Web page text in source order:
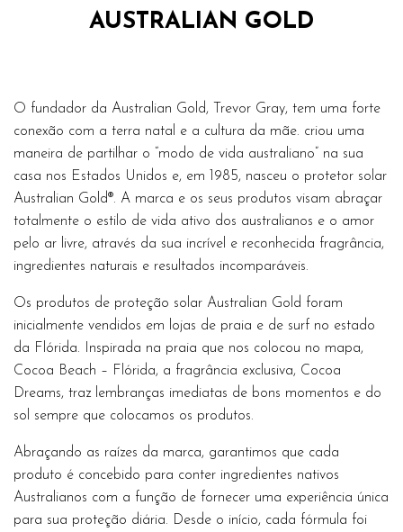
AUSTRALIAN GOLD
O fundador da Australian Gold, Trevor Gray, tem uma forte
conexão com a terra natal e a cultura da mãe. criou uma
maneira de partilhar o “modo de vida australiano” na sua
casa nos Estados Unidos e, em 1985, nasceu o protetor solar
Australian Gold®. A marca e os seus produtos visam abraçar
totalmente o estilo de vida ativo dos australianos e o amor
pelo ar livre, através da sua incrível e reconhecida fragrância,
ingredientes naturais e resultados incomparáveis.
Os produtos de proteção solar Australian Gold foram
inicialmente vendidos em lojas de praia e de surf no estado
da Flórida. Inspirada na praia que nos colocou no mapa,
Cocoa Beach – Flórida, a fragrância exclusiva, Cocoa
Dreams, traz lembranças imediatas de bons momentos e do
sol sempre que colocamos os produtos.
Abraçando as raízes da marca, garantimos que cada
produto é concebido para conter ingredientes nativos
Australianos com a função de fornecer uma experiência única
para sua proteção diária. Desde o início, cada fórmula foi